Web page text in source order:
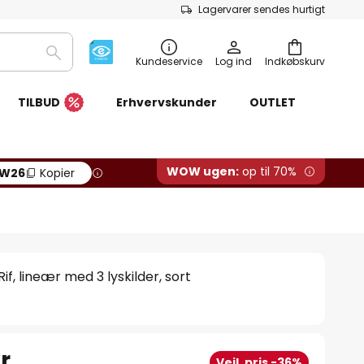
Lagervarer sendes hurtigt
Indkøbskurv
Søg Kundeservice Log ind
TILBUD Erhvervskunder OUTLET
Kopier WOW ugen: op til 70%
lineær med 3 lyskilder, sort